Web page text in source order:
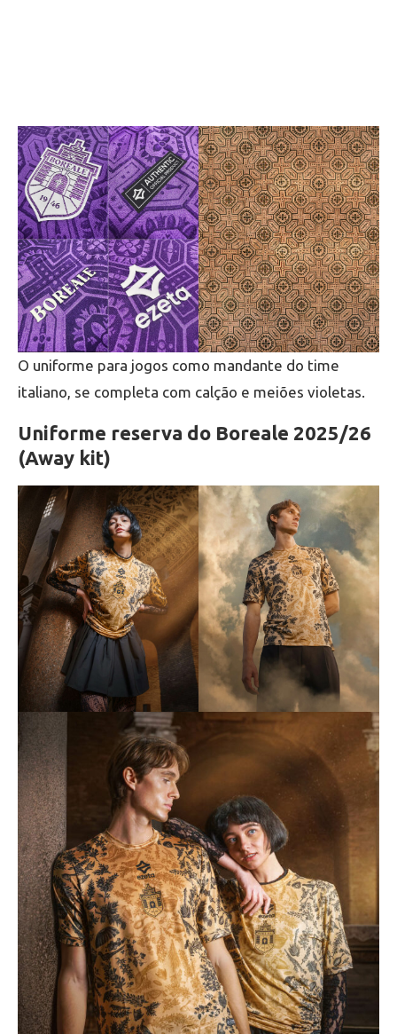
O uniforme para jogos como mandante do time
italiano, se completa com calção e meiões violetas.
Uniforme reserva do Boreale 2025/26
(Away kit)